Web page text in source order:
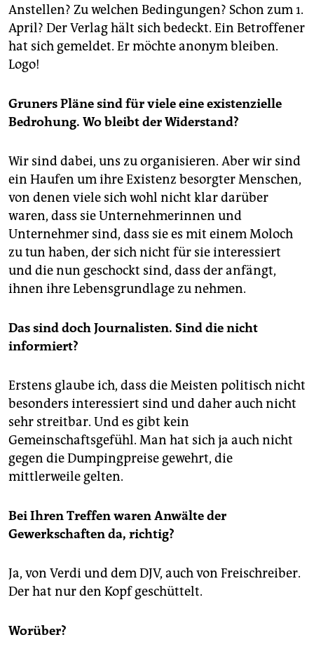
Anstellen? Zu welchen Bedingungen? Schon zum 1.
April? Der Verlag hält sich bedeckt. Ein Betroffener
hat sich gemeldet. Er möchte anonym bleiben.
Logo!
Gruners Pläne sind für viele eine existenzielle
Bedrohung. Wo bleibt der Widerstand?
Wir sind dabei, uns zu organisieren. Aber wir sind
ein Haufen um ihre Existenz besorgter Menschen,
von denen viele sich wohl nicht klar darüber
waren, dass sie Unternehmerinnen und
Unternehmer sind, dass sie es mit einem Moloch
zu tun haben, der sich nicht für sie interessiert
und die nun geschockt sind, dass der anfängt,
ihnen ihre Lebensgrundlage zu nehmen.
Das sind doch Journalisten. Sind die nicht
informiert?
Erstens glaube ich, dass die Meisten politisch nicht
besonders interessiert sind und daher auch nicht
sehr streitbar. Und es gibt kein
Gemeinschaftsgefühl. Man hat sich ja auch nicht
gegen die Dumpingpreise gewehrt, die
mittlerweile gelten.
Bei Ihren Treffen waren Anwälte der
Gewerkschaften da, richtig?
Ja, von Verdi und dem DJV, auch von Freischreiber.
Der hat nur den Kopf geschüttelt.
Worüber?